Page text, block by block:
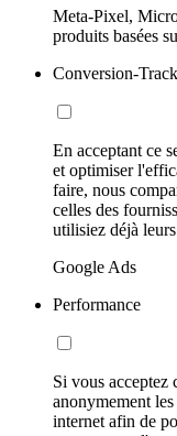
Meta-Pixel,
produits basées
Conversion-
En acceptant ce
et optimiser
faire, nous
celles des
utilisiez déjà
Google Ads
Performance
Si vous acceptez
anonymement
internet afin de